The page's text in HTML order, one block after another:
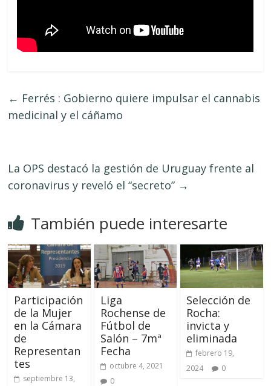
← Ferrés : Gobierno quiere impulsar el cannabis
medicinal y el cáñamo
La OPS destacó la gestión de Uruguay frente al
coronavirus y reveló el “secreto” →
También puede interesarte
Participación
de la Mujer
en la Cámara
de
Representan
tes
septiembre 13,
Liga
Rochense de
Fútbol de
Salón – 7mª
Fecha
octubre 4, 2021
0
Selección de
Rocha:
invicta y
eliminada
febrero 19,
2024
0